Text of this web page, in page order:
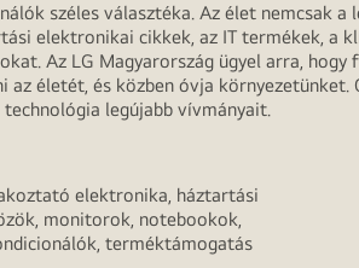
széles választéka. Az élet nemcsak
elektronikai cikkek, az IT termékek, a
Az LG Magyarország ügyel arra,
életét, és közben óvja
legújabb vívmányait.
elektronika, háztartási
monitorok, notebookok,
terméktámogatás